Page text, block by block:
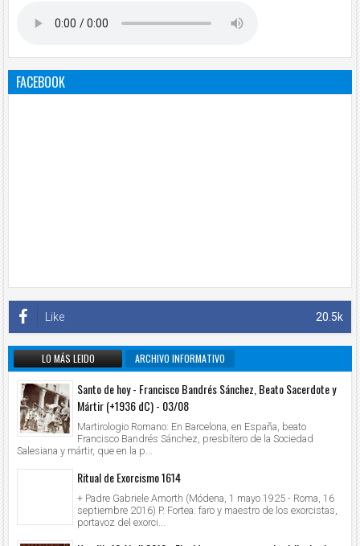
FACEBOOK
20.5k
Like
LO MÁS LEIDO ARCHIVO INFORMATIVO
Santo de hoy - Francisco Bandrés Sánchez, Beato Sacerdote y
Mártir (+1936 dC) - 03/08
Martirologio Romano: En Barcelona, en España, beato
Francisco Bandrés Sánchez, presbítero de la Sociedad
Salesiana y mártir, que en la p...
Ritual de Exorcismo 1614
+ Padre Gabriele Amorth (Módena, 1 mayo 1925 - Roma, 16
septiembre 2016) P. Fortea: faro y maestro de los exorcistas,
portavoz del exorci...